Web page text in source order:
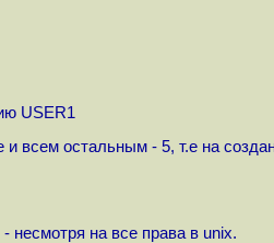
USER1
всем остальным - 5, т.е на
на все права в unix.